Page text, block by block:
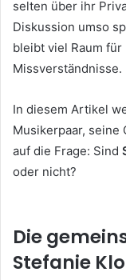
selten über ihr
Diskussion umso
bleibt viel Raum
Missverständnisse.
In diesem Artikel
Musikerpaar, seine
auf die Frage: Sind
oder nicht?
Die
Stefanie